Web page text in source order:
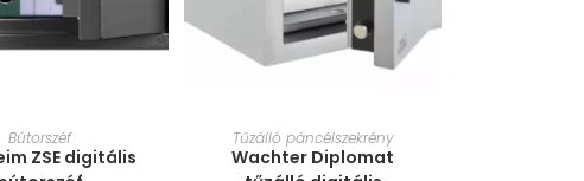
VÁLASZTÁSA
Bútorszéf
ZSE digitális
MÉRET VÁLASZTÁSA
Tűzálló páncélszekrény
Wachter Diplomat